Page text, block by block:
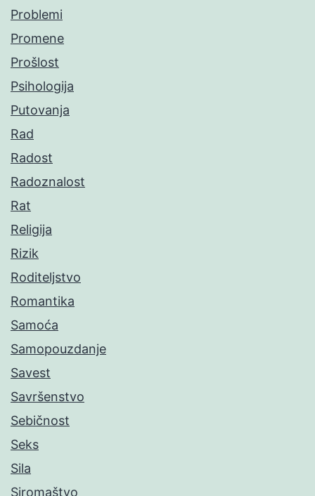
Problemi
Promene
Prošlost
Psihologija
Putovanja
Rad
Radost
Radoznalost
Rat
Religija
Rizik
Roditeljstvo
Romantika
Samoća
Samopouzdanje
Savest
Savršenstvo
Sebičnost
Seks
Sila
Siromaštvo